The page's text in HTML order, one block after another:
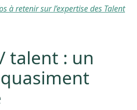
à retenir sur l’expertise des Talent
talent : un